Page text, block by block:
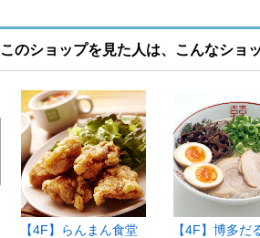
このショップを見た人は、こんなショ
【4F】らんまん食堂
【4F】博多だ